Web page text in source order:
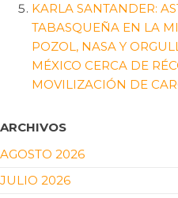
KARLA SANTANDER:
TABASQUEÑA EN LA
POZOL, NASA Y
MÉXICO CERCA DE
MOVILIZACIÓN DE
ARCHIVOS
AGOSTO 2026
JULIO 2026